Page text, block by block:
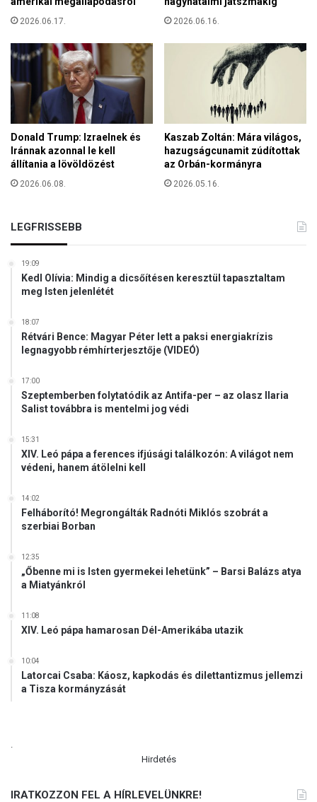
n
y
é
?
a
l
g
i
s
b
b
e
k
n
2026.06.17. 2026.06.16.
Donald Trump: Izraelnek és
Iránnak azonnal le kell
állítania a lövöldözést
2026.06.08.
Kaszab Zoltán: Mára világos,
hazugságcunamit zúdítottak
az Orbán-kormányra
2026.05.16.
LEGFRISSEBB
19:09
Kedl Olívia: Mindig a dicsőítésen keresztül tapasztaltam
meg Isten jelenlétét
18:07
Rétvári Bence: Magyar Péter lett a paksi energiakrízis
legnagyobb rémhírterjesztője (VIDEÓ)
17:00
Szeptemberben folytatódik az Antifa-per – az olasz Ilaria
Salist továbbra is mentelmi jog védi
15:31
XIV. Leó pápa a ferences ifjúsági találkozón: A világot nem
védeni, hanem átölelni kell
14:02
Felháborító! Megrongálták Radnóti Miklós szobrát a
szerbiai Borban
12:35
„Őbenne mi is Isten gyermekei lehetünk” – Barsi Balázs atya
a Miatyánkról
11:08
XIV. Leó pápa hamarosan Dél-Amerikába utazik
10:04
Latorcai Csaba: Káosz, kapkodás és dilettantizmus jellemzi
a Tisza kormányzását
Hirdetés
IRATKOZZON FEL A HÍRLEVELÜNKRE!